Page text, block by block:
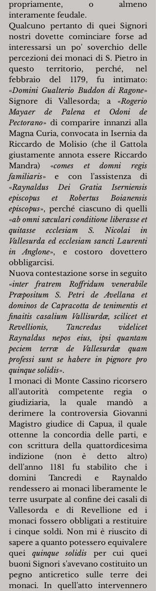
propriamente, o almeno
interamente feudale.
Qualcuno pertanto di quei Signori
nostri dovette cominciare forse ad
interessarsi un po' soverchio delle
percezioni dei monaci di S. Pietro in
questo territorio, perché, nel
febbraio del 1179, fu intimato:
«Domini Gualterio Buddon di Ragone»
Signore di Vallesorda; a «Rogerio
Mayaer de Palena et Odoni de
Pectorano» di comparire innanzi alla
Magna Curia, convocata in Isernia da
Riccardo de Molisio (che il Gattola
giustamente annota essere Riccardo
Mandra) «comes et domni regis
familiaris» e con l'assistenza di
«Raynaldus Dei Gratia Iserniensis
episcopus et Robertus Boianensis
episcopus», perché ciascuno di quelli
«ab omni sæculari conditione liberasse et
quitasse ecclesiam S. Nicolai in
Vallesurda ed ecclesiam sancti Laurenti
in Anglone», e costoro dovettero
obbligarcisi.
Nuova contestazione sorse in seguito
«inter fratrem Roffridum venerabile
Præpositum S. Petri de Avellana et
dominos de Capracotta de tenimentis et
finaitis casalium Vallisurdæ, scilicet et
Revellionis, Tancredus videlicet
Raynaldus nepos eius, ipsi quantam
peciem terræ de Vallesurdæ quam
professi sunt se habere in pignore pro
quinque solidis».
I monaci di Monte Cassino ricorsero
all'autorità competente regia o
giudiziaria, la quale mandò a
derimere la controversia Giovanni
Magistro giudice di Capua, il quale
ottenne la concordia delle parti, e
con scrittura della quattordicesima
indizione (non è detto altro)
dell'anno 1181 fu stabilito che i
domini Tancredi e Raynaldo
rendessero ai monaci liberamente le
terre usurpate al confine dei casali di
Vallesorda e di Revellione ed i
monaci fossero obbligati a restituire
i cinque soldi. Non mi è riuscito di
sapere a quanto potessero equivalere
quei quinque solidis per cui quei
buoni Signori s'avevano costituito un
pegno anticretico sulle terre dei
monaci. In quell'atto intervennero